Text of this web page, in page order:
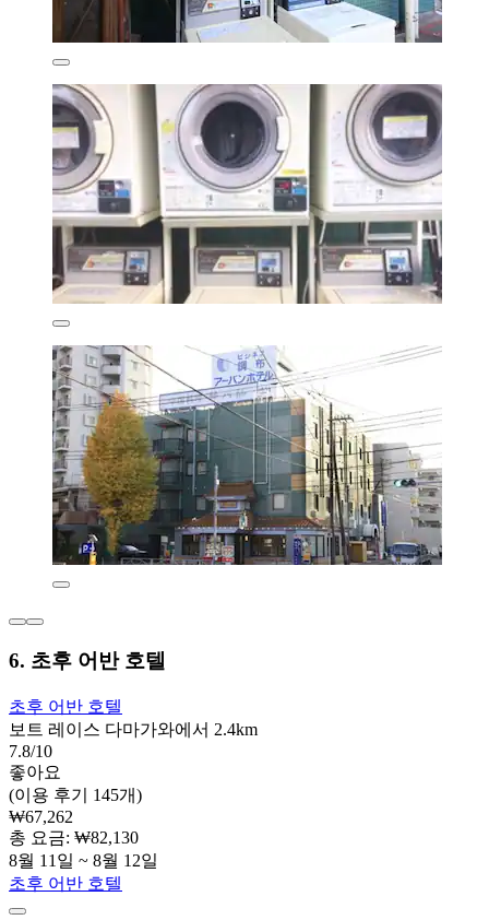
6. 초후 어반 호텔
초후 어반 호텔
보트 레이스 다마가와에서 2.4km
7.8/10
좋아요
(이용 후기 145개)
₩67,262
총 요금: ₩82,130
8월 11일 ~ 8월 12일
초후 어반 호텔